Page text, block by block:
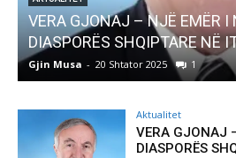
AKTUALITET
Pregaditi Gjin Musa-Rome-
Gjin Musa - 8 Shtator 2025 0
Aktualitet
VERA GJONAJ
DIASPORËS